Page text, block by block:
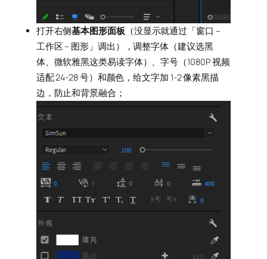
打开右侧基本图形面板（没显示就通过「窗口 –
工作区 – 图形」调出），调整字体（建议选黑
体、微软雅黑这类易读字体）、字号（1080P 视频
适配 24-28 号）和颜色，给文字加 1-2 像素黑描
边，防止和背景融合；